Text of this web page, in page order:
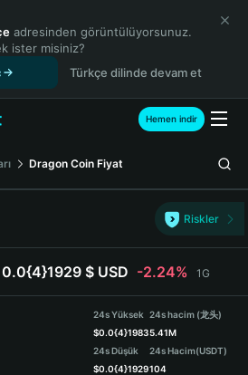
adresinden görüntülüyorsunuz.
ister misiniz?
Türkçe dilinde devam et
Hemen indir
Dragon Coin Fiyat
Riskler
0.0{4}1929 $ USD -2.24% 1G
24s Yüksek
$0.0{4}1983
24s Düşük
$0.0{4}1929
24s hacim (龙头)
5.41M
24s Hacim(USDT)
104